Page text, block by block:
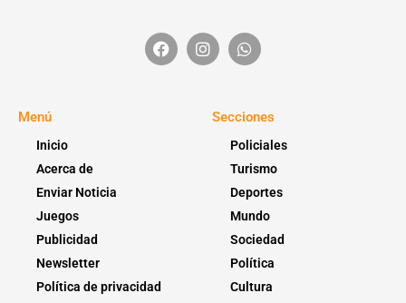
Menú
Inicio
Acerca de
Enviar Noticia
Juegos
Publicidad
Newsletter
Política de privacidad
Secciones
Policiales
Turismo
Deportes
Mundo
Sociedad
Política
Cultura